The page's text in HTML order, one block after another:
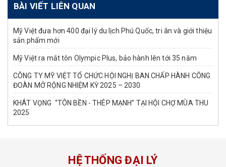
BÀI VIẾT LIÊN QUAN
Mỹ Việt đưa hơn 400 đại lý du lịch Phú Quốc, tri ân và giới thiệu
sản phẩm mới
Mỹ Việt ra mắt tôn Olympic Plus, bảo hành lên tới 35 năm
CÔNG TY MỸ VIỆT TỔ CHỨC HỘI NGHỊ BAN CHẤP HÀNH CÔNG
ĐOÀN MỞ RỘNG NHIỆM KỲ 2025 – 2030
KHÁT VỌNG “TÔN BỀN - THÉP MẠNH” TẠI HỘI CHỢ MÙA THU
2025
HỆ THỐNG ĐẠI LÝ